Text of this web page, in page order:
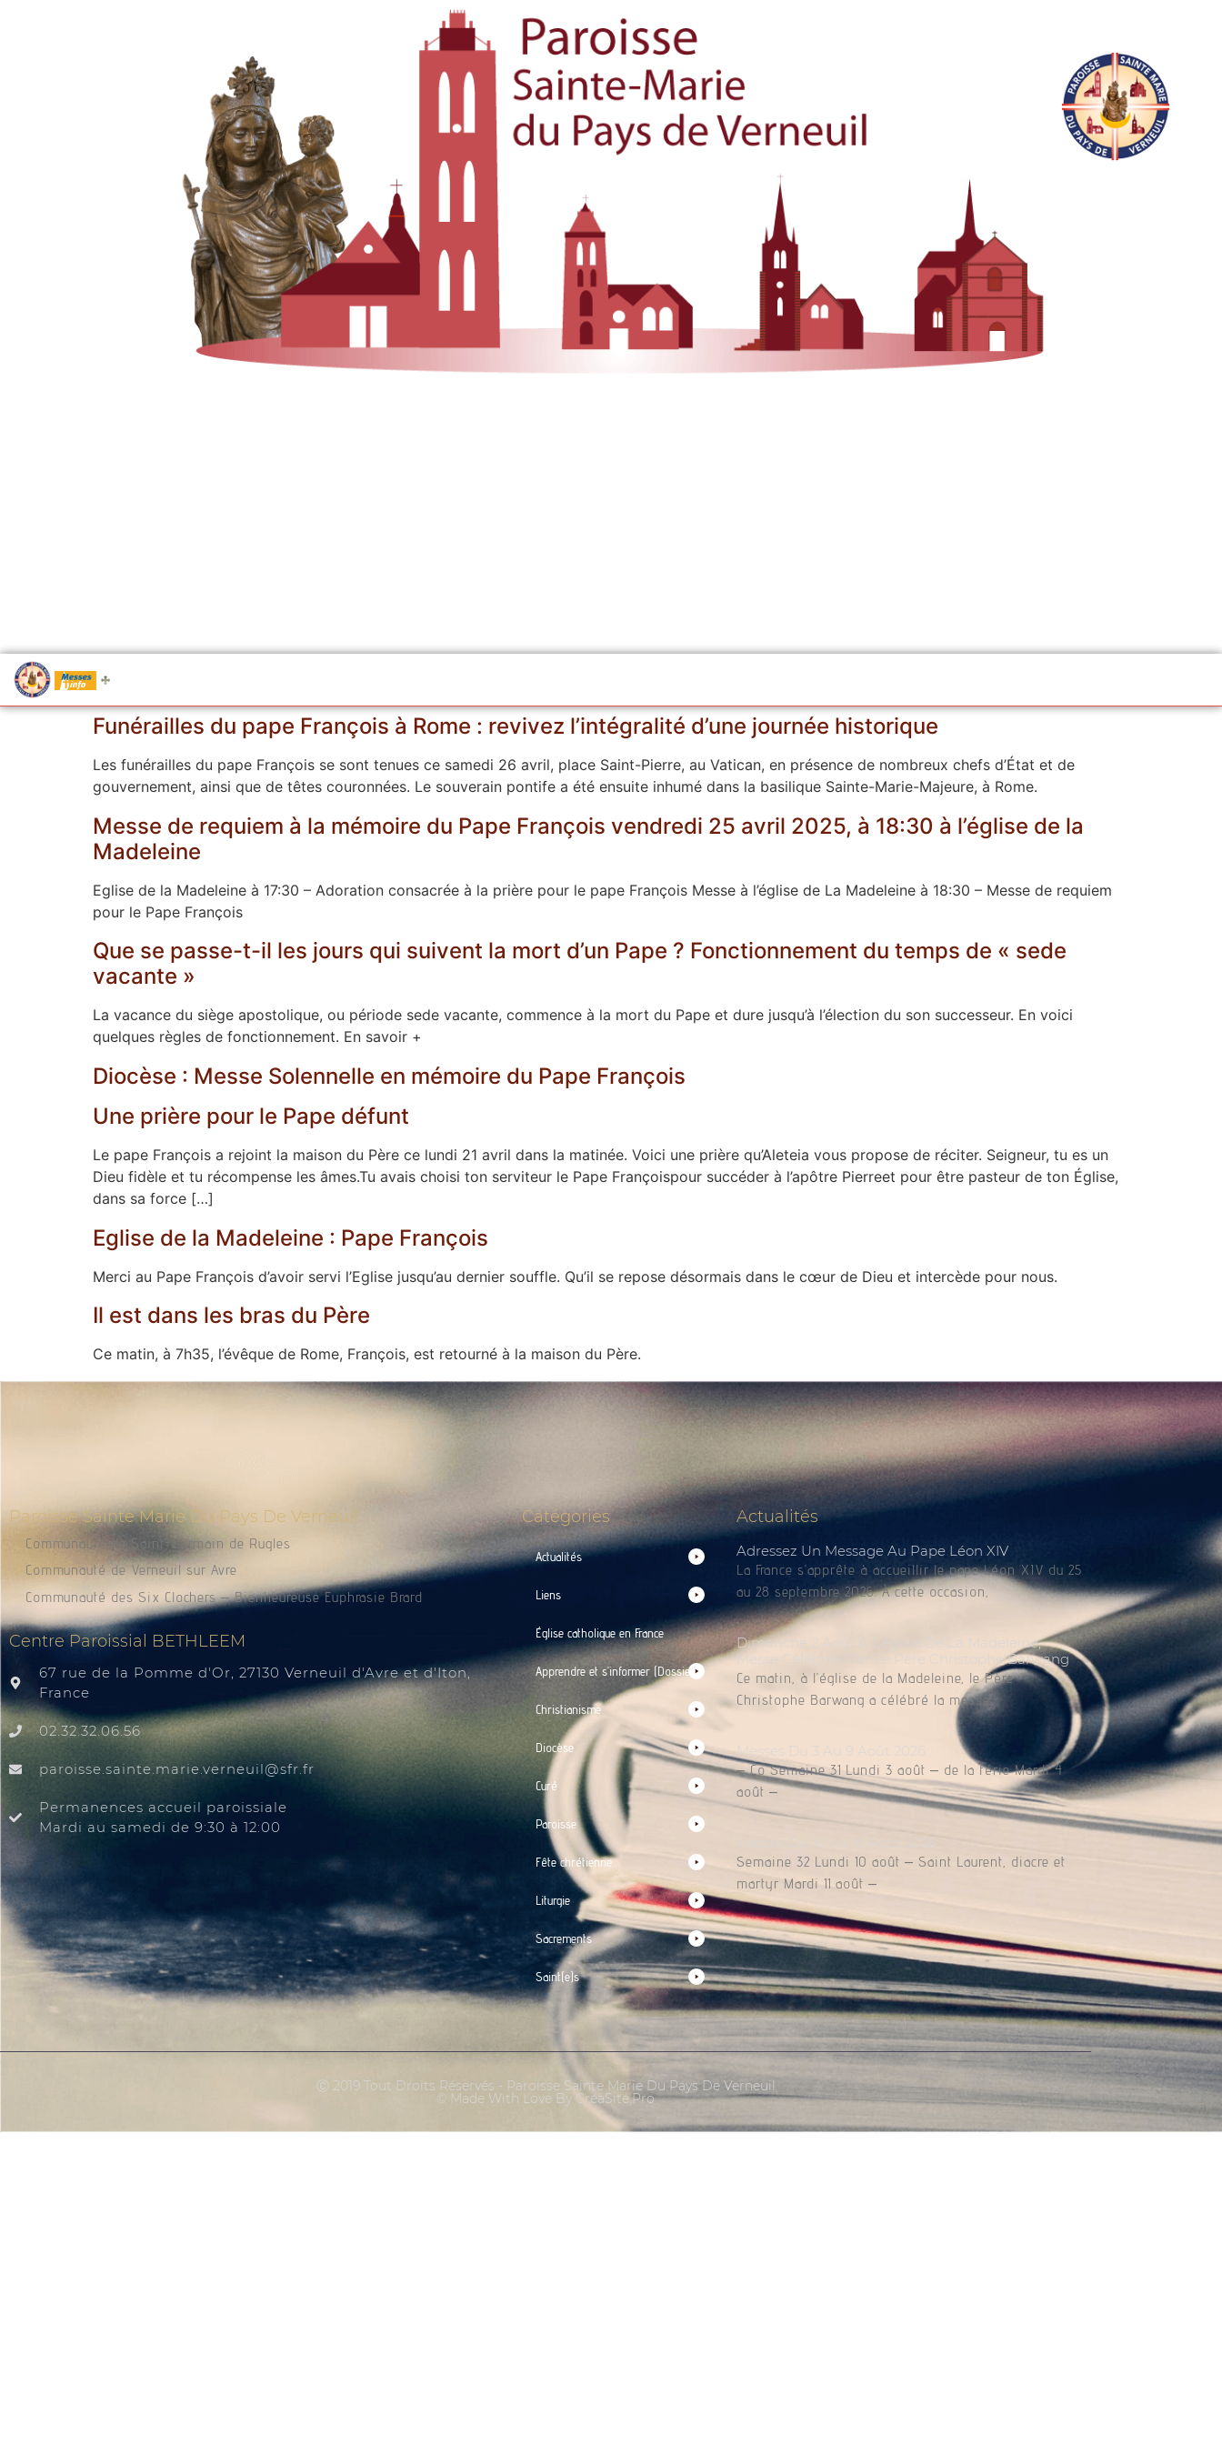
Messes
Funérailles du pape François à Rome : revivez l’intégralité d’une journée historique
Les funérailles du pape François se sont tenues ce samedi 26 avril, place Saint-Pierre, au Vatican, en présence de nombreux chefs d’État et de
gouvernement, ainsi que de têtes couronnées. Le souverain pontife a été ensuite inhumé dans la basilique Sainte-Marie-Majeure, à Rome.
Messe de requiem à la mémoire du Pape François vendredi 25 avril 2025, à 18:30 à l’église de la
Madeleine
Eglise de la Madeleine à 17:30 – Adoration consacrée à la prière pour le pape François Messe à l’église de La Madeleine à 18:30 – Messe de requiem
pour le Pape François
Que se passe-t-il les jours qui suivent la mort d’un Pape ? Fonctionnement du temps de « sede
vacante »
La vacance du siège apostolique, ou période sede vacante, commence à la mort du Pape et dure jusqu’à l’élection du son successeur. En voici
quelques règles de fonctionnement. En savoir +
Diocèse : Messe Solennelle en mémoire du Pape François
Une prière pour le Pape défunt
Le pape François a rejoint la maison du Père ce lundi 21 avril dans la matinée. Voici une prière qu’Aleteia vous propose de réciter. Seigneur, tu es un
Dieu fidèle et tu récompense les âmes.Tu avais choisi ton serviteur le Pape Françoispour succéder à l’apôtre Pierreet pour être pasteur de ton Église,
dans sa force […]
Eglise de la Madeleine : Pape François
Merci au Pape François d’avoir servi l’Eglise jusqu’au dernier souffle. Qu’il se repose désormais dans le cœur de Dieu et intercède pour nous.
Il est dans les bras du Père
Ce matin, à 7h35, l’évêque de Rome, François, est retourné à la maison du Père.
Paroisse Sainte Marie Du Pays De Verneuil
Communauté de Saint-Germain de Rugles
Communauté de Verneuil sur Avre
Communauté des Six Clochers – Bienheureuse Euphrasie Brard
Centre Paroissial BETHLEEM
67 rue de la Pomme d'Or, 27130 Verneuil d'Avre et d'Iton,
France
02.32.32.06.56
rf.rfs
@liuenrev.eiram.etnias.essiorap
Permanences accueil paroissiale
Mardi au samedi de 9:30 à 12:00
Catégories
Actualités
Liens
Église catholique en France
Apprendre et s’informer (Dossiers)
Christianisme
Diocèse
Curé
Paroisse
Fête chrétienne
Liturgie
Sacrements
Saint(e)s
Actualités
Adressez Un Message Au Pape Léon XIV
La France s’apprête à accueillir le pape Léon XIV du 25
au 28 septembre 2026. À cette occasion,
Dimanche 2 Août À L’église De La Madeleine,
Messe Célébrée Par Le Père Christophe Barwang
Ce matin, à l’église de la Madeleine, le Père
Christophe Barwang a célébré la messe.
Messes Du 3 Au 9 Août 2026
– Co Semaine 31 Lundi 3 août – de la férie Mardi 4
août –
Messes Du 10 Au 16 Août 2026
Semaine 32 Lundi 10 août – Saint Laurent, diacre et
martyr Mardi 11 août –
Ⓒ 2019 Tout Droits Réservés - Paroisse Sainte Marie Du Pays De Verneuil
© Made With Love By CreaSite.Pro